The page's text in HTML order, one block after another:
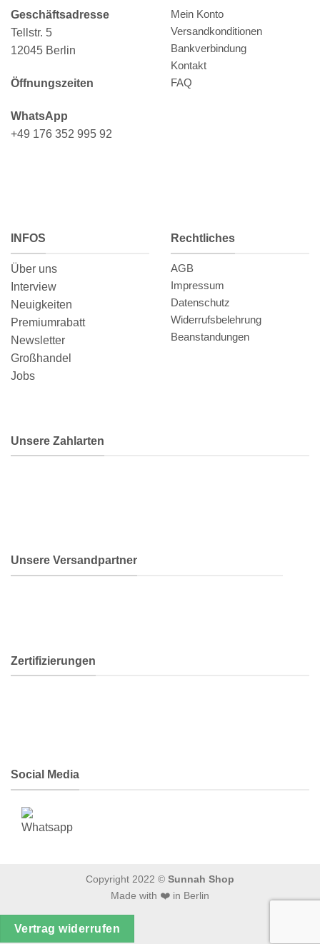
Geschäftsadresse
Tellstr. 5
12045 Berlin
Öffnungszeiten
WhatsApp
+49 176 352 995 92
Mein Konto
Versandkonditionen
Bankverbindung
Kontakt
FAQ
INFOS
Über uns
Interview
Neuigkeiten
Premiumrabatt
Newsletter
Großhandel
Jobs
Rechtliches
AGB
Impressum
Datenschutz
Widerrufsbelehrung
Beanstandungen
Unsere Zahlarten
Unsere Versandpartner
Zertifizierungen
Social Media
Copyright 2022 © Sunnah Shop
Made with ❤️ in Berlin
Vertrag widerrufen